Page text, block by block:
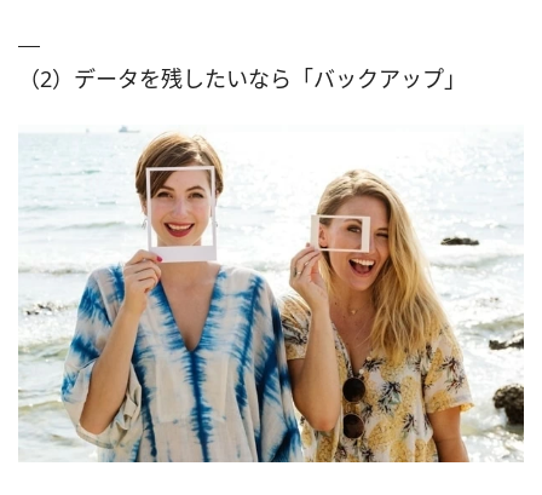
（2）データを残したいなら「バックアップ」